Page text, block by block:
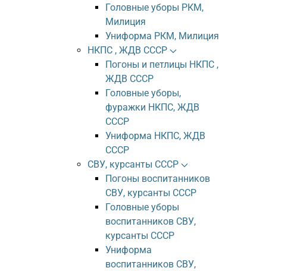
Головные уборы РКМ,
Милиция
Униформа РКМ, Милиция
НКПС , ЖДВ СССР
Погоны и петлицы НКПС ,
ЖДВ СССР
Головные уборы,
фуражки НКПС, ЖДВ
СССР
Униформа НКПС, ЖДВ
СССР
СВУ, курсанты СССР
Погоны воспитанников
СВУ, курсанты СССР
Головные уборы
воспитанников СВУ,
курсанты СССР
Униформа
воспитанников СВУ,